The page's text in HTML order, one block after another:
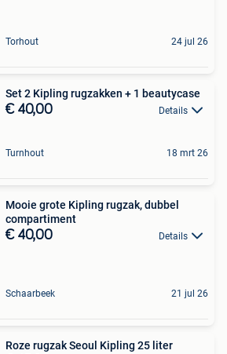
Torhout 24 jul 26
Set 2 Kipling rugzakken + 1 beautycase
€ 40,00 Details
Turnhout 18 mrt 26
Mooie grote Kipling rugzak, dubbel
compartiment
€ 40,00 Details
Schaarbeek 21 jul 26
Roze rugzak Seoul Kipling 25 liter